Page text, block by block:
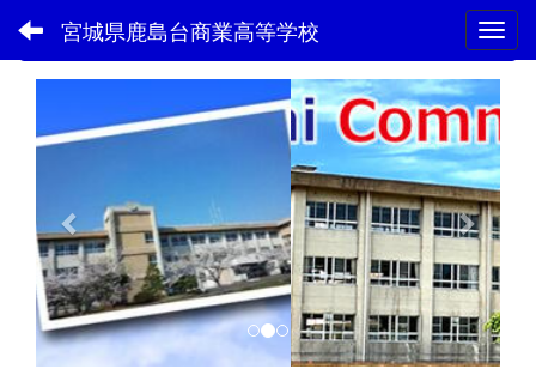
宮城県鹿島台商業高等学校
フォトアルバム
r
i
o
u
s
n
e
x
t